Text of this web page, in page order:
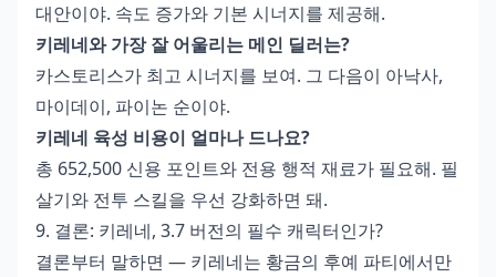
대안이야. 속도 증가와 기본 시너지를 제공해.
키레네와 가장 잘 어울리는 메인 딜러는?
카스토리스가 최고 시너지를 보여. 그 다음이 아낙사,
마이데이, 파이논 순이야.
키레네 육성 비용이 얼마나 드나요?
총 652,500 신용 포인트와 전용 행적 재료가 필요해. 필
살기와 전투 스킬을 우선 강화하면 돼.
9. 결론: 키레네, 3.7 버전의 필수 캐릭터인가?
결론부터 말하면 — 키레네는 황금의 후예 파티에서만